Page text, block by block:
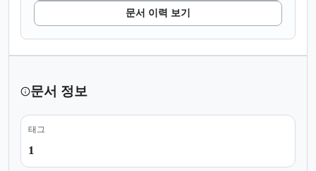
문서 이력 보기
문서 정보
태그
1